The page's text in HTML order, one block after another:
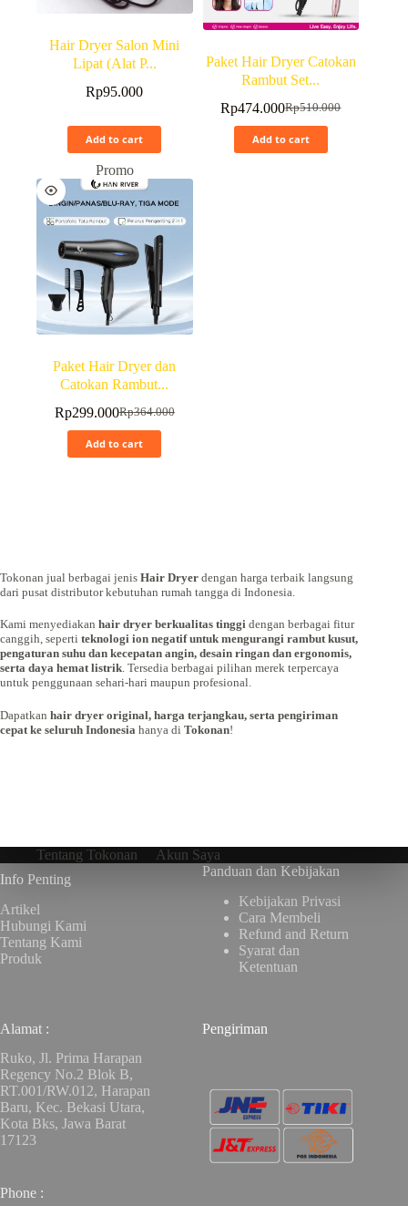
Hair Dryer Salon Mini
Lipat (Alat P...
Rp95.000
Add to cart
Paket Hair Dryer Catokan
Rambut Set...
Rp510.000
Rp474.000
Add to cart
Promo
Paket Hair Dryer dan
Catokan Rambut...
Rp364.000
Rp299.000
Add to cart
Tokonan jual berbagai jenis Hair Dryer dengan harga terbaik langsung
dari pusat distributor kebutuhan rumah tangga di Indonesia.
Kami menyediakan hair dryer berkualitas tinggi dengan berbagai fitur
canggih, seperti teknologi ion negatif untuk mengurangi rambut kusut,
pengaturan suhu dan kecepatan angin, desain ringan dan ergonomis,
serta daya hemat listrik. Tersedia berbagai pilihan merek terpercaya
untuk penggunaan sehari-hari maupun profesional.
Dapatkan hair dryer original, harga terjangkau, serta pengiriman
cepat ke seluruh Indonesia hanya di Tokonan!
Tentang Tokonan
Akun Saya
Info Penting
Artikel
Hubungi Kami
Tentang Kami
Produk
Panduan dan Kebijakan
Kebijakan Privasi
Cara Membeli
Refund and Return
Syarat dan
Ketentuan
Alamat :
Ruko, Jl. Prima Harapan
Regency No.2 Blok B,
RT.001/RW.012, Harapan
Baru, Kec. Bekasi Utara,
Kota Bks, Jawa Barat
17123
Phone :
Pengiriman